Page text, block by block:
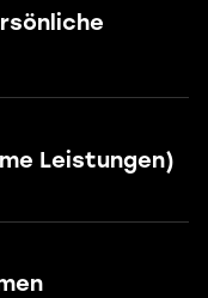
Leistungen)